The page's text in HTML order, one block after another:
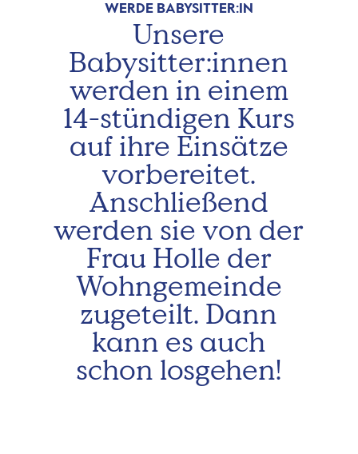
WERDE BABYSITTER:IN
Unsere
Babysitter:innen
werden in einem
14-stündigen Kurs
auf ihre Einsätze
vorbereitet.
Anschließend
werden sie von der
Frau Holle der
Wohngemeinde
zugeteilt. Dann
kann es auch
schon losgehen!